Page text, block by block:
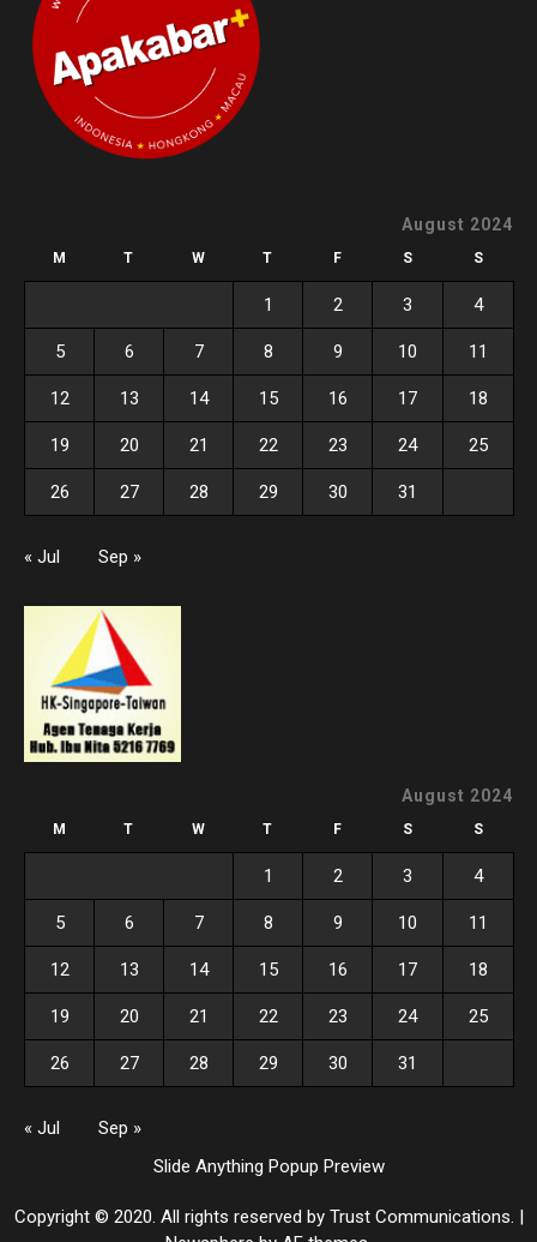
August 2024
M T W T F S S
1 2 3 4
5 6 7 8 9 10 11
12 13 14 15 16 17 18
19 20 21 22 23 24 25
26 27 28 29 30 31
« Jul Sep »
August 2024
M T W T F S S
1 2 3 4
5 6 7 8 9 10 11
12 13 14 15 16 17 18
19 20 21 22 23 24 25
26 27 28 29 30 31
« Jul
Sep »
Slide Anything Popup Preview
Copyright © 2020. All rights reserved by Trust Communications. |